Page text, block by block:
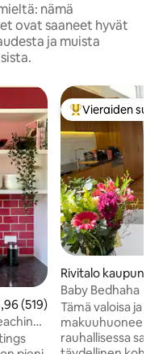
nämä
ovat saaneet hyvät
ja muista
arvio 4,96/5,
(519)
Vieraiden
Vieraiden
Rivitalo
Baby Bedhaha
Tämä valoisa ja
makuuhuoneen
rauhallisessa